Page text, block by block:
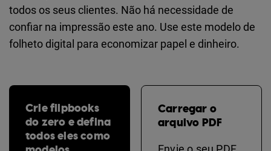
todos os seus clientes. Não há necessidade de
confiar na impressão este ano. Use este modelo de
folheto digital para economizar papel e dinheiro.
Crie flipbooks
do zero e defina
todos eles como
Carregar o
arquivo PDF